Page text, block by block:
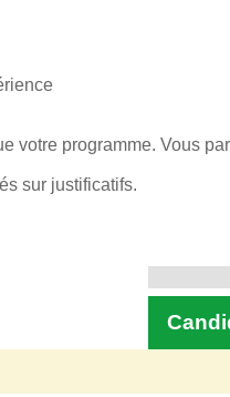
votre programme. Vous
sur justificatifs.